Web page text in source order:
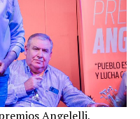
Angelelli,